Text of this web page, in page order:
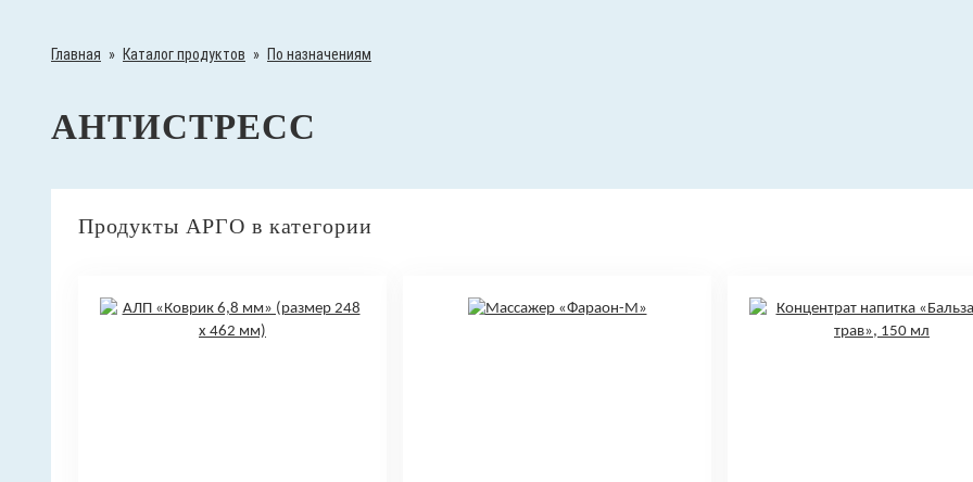
Главная » Каталог продуктов » По назначениям
АНТИСТРЕСС
Продукты АРГО в категории